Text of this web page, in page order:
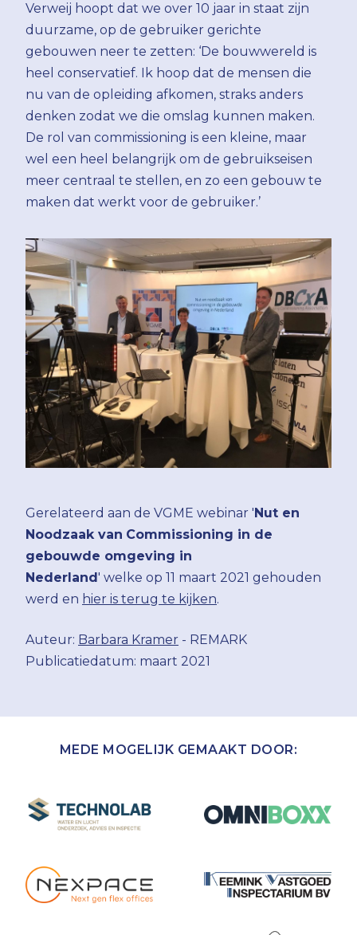
Verweij hoopt dat we over 10 jaar in staat zijn
duurzame, op de gebruiker gerichte
gebouwen neer te zetten: ‘De bouwwereld is
heel conservatief. Ik hoop dat de mensen die
nu van de opleiding afkomen, straks anders
denken zodat we die omslag kunnen maken.
De rol van commissioning is een kleine, maar
wel een heel belangrijk om de gebruikseisen
meer centraal te stellen, en zo een gebouw te
maken dat werkt voor de gebruiker.’
Gerelateerd aan de VGME webinar 'Nut en
Noodzaak van Commissioning in de
gebouwde omgeving in
Nederland' welke op 11 maart 2021 gehouden
werd en hier is terug te kijken.
Auteur: Barbara Kramer - REMARK
Publicatiedatum: maart 2021
MEDE MOGELIJK GEMAAKT DOOR: